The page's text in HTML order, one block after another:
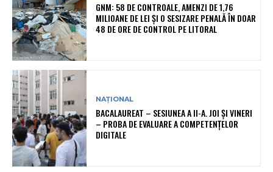
GNM: 58 DE CONTROALE, AMENZI DE 1,76
MILIOANE DE LEI ȘI O SESIZARE PENALĂ ÎN DOAR
48 DE ORE DE CONTROL PE LITORAL
NAȚIONAL
BACALAUREAT – SESIUNEA A II-A. JOI ȘI VINERI
– PROBA DE EVALUARE A COMPETENȚELOR
DIGITALE